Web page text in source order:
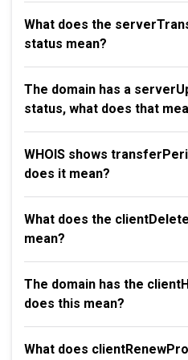
What does the
status mean?
The domain has a
status, what does that
WHOIS shows
does it mean?
What does the
mean?
The domain has the
does this mean?
What does